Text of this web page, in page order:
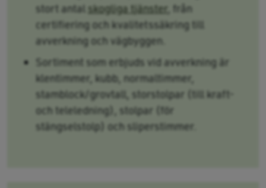
stort antal skogliga tjänster , från
certifiering och kvalitetssäkring till
avverkning och vägbyggen.
Sortiment som erbjuds vid avverkning är
klentimmer, kubb, normaltimmer,
stamblock/grovtall, storstolpar (till kraft-
och teleledning), stolpar (för
stängselstolp) och sliperstimmer.